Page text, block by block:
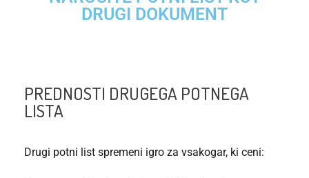
DRUGI DOKUMENT
PREDNOSTI DRUGEGA POTNEGA
LISTA
Drugi potni list spremeni igro za vsakogar, ki ceni: